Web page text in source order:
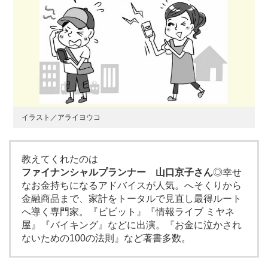
イラスト／アライヨウコ
教えてくれたのは
ファイナンシャルプランナー 山口京子さん◎幸せ
なお金持ちになるアドバイスが人気。へそくりから
金融商品まで、家計をトータルで見直し最得ルート
へ導く専門家。『ビビット』『情報ライブ ミヤネ
屋』『バイキング』などに出演。『お金に泣かされ
ないための100の法則』など著書多数。